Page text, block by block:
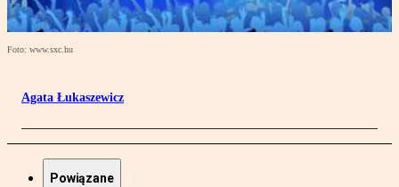
Foto: www.sxc.hu
Agata Łukaszewicz
Powiązane